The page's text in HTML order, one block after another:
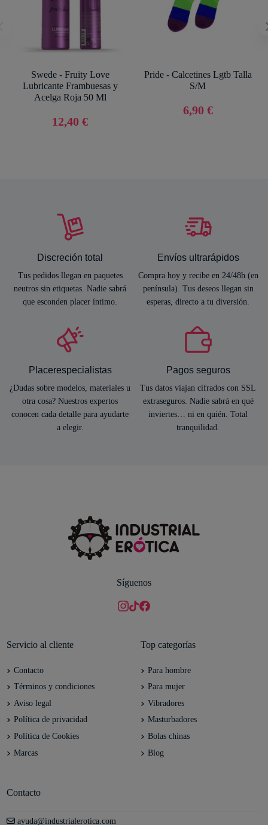
Swede - Fruity Love
Lubricante Frambuesas y
Acelga Roja 50 Ml
12,40 €
Pride - Calcetines Lgtb Talla
S/M
6,90 €
Discreción total
Tus pedidos llegan en paquetes
neutros sin etiquetas. Nadie sabrá
que esconden placer íntimo.
Envíos ultrarápidos
Compra hoy y recibe en 24/48h (en
península). Tus deseos llegan sin
esperas, directo a tu diversión.
Placerespecialistas
¿Dudas sobre modelos, materiales u
otra cosa? Nuestros expertos
conocen cada detalle para ayudarte
a elegir.
Pagos seguros
Tus datos viajan cifrados con SSL
extraseguros. Nadie sabrá en qué
inviertes… ni en quién. Total
tranquilidad.
Síguenos
Servicio al cliente
Contacto
Términos y condiciones
Aviso legal
Política de privacidad
Política de Cookies
Marcas
Top categorías
Para hombre
Para mujer
Vibradores
Masturbadores
Bolas chinas
Blog
Contacto
ayuda@industrialerotica.com